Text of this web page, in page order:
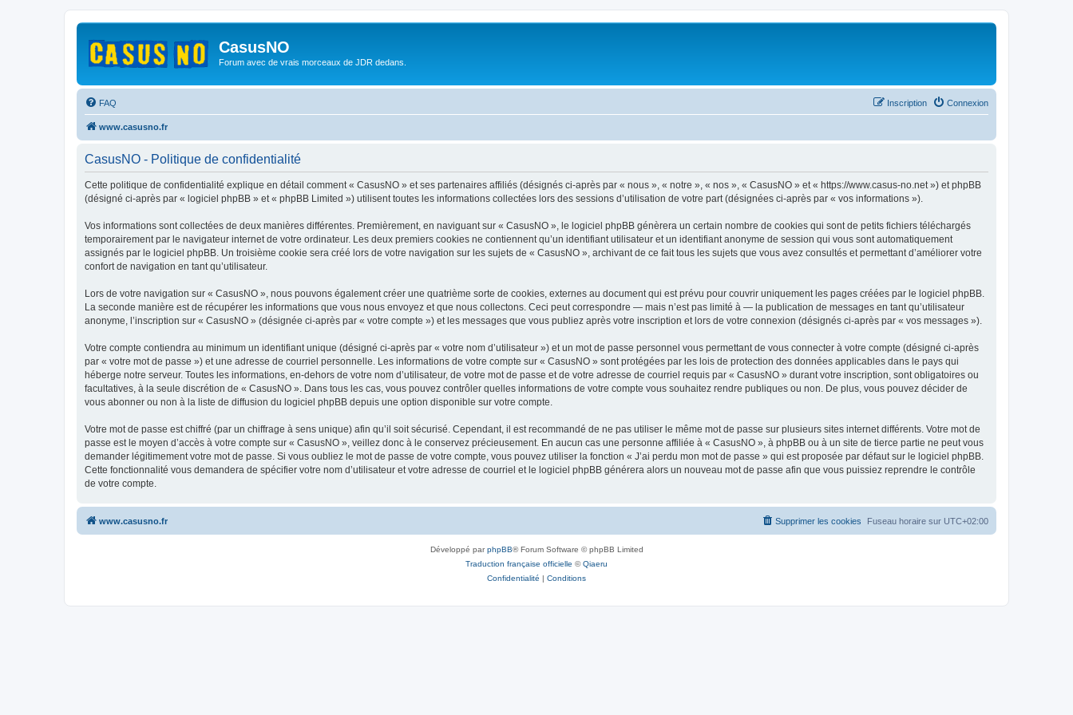
CasusNO
Forum avec de vrais morceaux de JDR dedans.
FAQ Connexion
Inscription
www.casusno.fr
CasusNO - Politique de confidentialité
Cette politique de confidentialité explique en détail comment « CasusNO » et ses partenaires affiliés (désignés ci-après par « nous », « notre », « nos », « CasusNO » et « https://www.casus-no.net ») et phpBB
(désigné ci-après par « logiciel phpBB » et « phpBB Limited ») utilisent toutes les informations collectées lors des sessions d’utilisation de votre part (désignées ci-après par « vos informations »).
Vos informations sont collectées de deux manières différentes. Premièrement, en naviguant sur « CasusNO », le logiciel phpBB génèrera un certain nombre de cookies qui sont de petits fichiers téléchargés
temporairement par le navigateur internet de votre ordinateur. Les deux premiers cookies ne contiennent qu’un identifiant utilisateur et un identifiant anonyme de session qui vous sont automatiquement
assignés par le logiciel phpBB. Un troisième cookie sera créé lors de votre navigation sur les sujets de « CasusNO », archivant de ce fait tous les sujets que vous avez consultés et permettant d’améliorer votre
confort de navigation en tant qu’utilisateur.
Lors de votre navigation sur « CasusNO », nous pouvons également créer une quatrième sorte de cookies, externes au document qui est prévu pour couvrir uniquement les pages créées par le logiciel phpBB.
La seconde manière est de récupérer les informations que vous nous envoyez et que nous collectons. Ceci peut correspondre — mais n’est pas limité à — la publication de messages en tant qu’utilisateur
anonyme, l’inscription sur « CasusNO » (désignée ci-après par « votre compte ») et les messages que vous publiez après votre inscription et lors de votre connexion (désignés ci-après par « vos messages »).
Votre compte contiendra au minimum un identifiant unique (désigné ci-après par « votre nom d’utilisateur ») et un mot de passe personnel vous permettant de vous connecter à votre compte (désigné ci-après
par « votre mot de passe ») et une adresse de courriel personnelle. Les informations de votre compte sur « CasusNO » sont protégées par les lois de protection des données applicables dans le pays qui
héberge notre serveur. Toutes les informations, en-dehors de votre nom d’utilisateur, de votre mot de passe et de votre adresse de courriel requis par « CasusNO » durant votre inscription, sont obligatoires ou
facultatives, à la seule discrétion de « CasusNO ». Dans tous les cas, vous pouvez contrôler quelles informations de votre compte vous souhaitez rendre publiques ou non. De plus, vous pouvez décider de
vous abonner ou non à la liste de diffusion du logiciel phpBB depuis une option disponible sur votre compte.
Votre mot de passe est chiffré (par un chiffrage à sens unique) afin qu’il soit sécurisé. Cependant, il est recommandé de ne pas utiliser le même mot de passe sur plusieurs sites internet différents. Votre mot de
passe est le moyen d’accès à votre compte sur « CasusNO », veillez donc à le conservez précieusement. En aucun cas une personne affiliée à « CasusNO », à phpBB ou à un site de tierce partie ne peut vous
demander légitimement votre mot de passe. Si vous oubliez le mot de passe de votre compte, vous pouvez utiliser la fonction « J’ai perdu mon mot de passe » qui est proposée par défaut sur le logiciel phpBB.
Cette fonctionnalité vous demandera de spécifier votre nom d’utilisateur et votre adresse de courriel et le logiciel phpBB générera alors un nouveau mot de passe afin que vous puissiez reprendre le contrôle
de votre compte.
www.casusno.fr Fuseau horaire sur UTC+02:00
Supprimer les cookies
Développé parphpBB® Forum Software © phpBB Limited
Traduction française officielle ©Qiaeru
Confidentialité | Conditions